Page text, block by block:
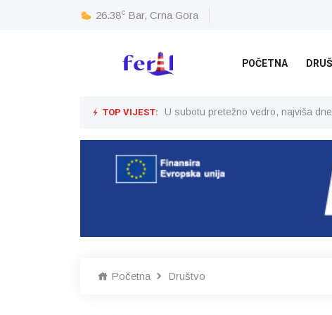
26.38c Bar, Crna Gora
POČETNA
TOP VIJEST: U subotu pretežno vedro, najviša
Početna Društvo